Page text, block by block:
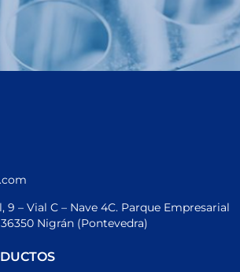
9 – Vial C – Nave 4C. Parque Empresarial
Nigrán (Pontevedra)